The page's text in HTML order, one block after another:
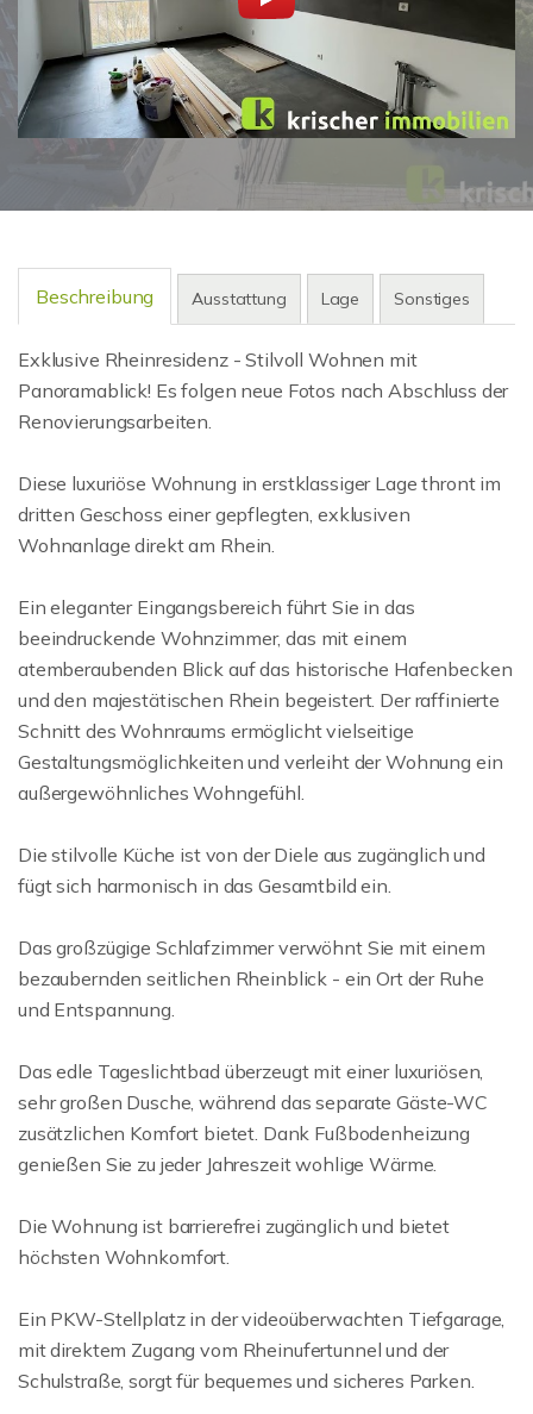
Beschreibung Ausstattung Lage Sonstiges
Exklusive Rheinresidenz - Stilvoll Wohnen mit
Panoramablick! Es folgen neue Fotos nach Abschluss der
Renovierungsarbeiten.
Diese luxuriöse Wohnung in erstklassiger Lage thront im
dritten Geschoss einer gepflegten, exklusiven
Wohnanlage direkt am Rhein.
Ein eleganter Eingangsbereich führt Sie in das
beeindruckende Wohnzimmer, das mit einem
atemberaubenden Blick auf das historische Hafenbecken
und den majestätischen Rhein begeistert. Der raffinierte
Schnitt des Wohnraums ermöglicht vielseitige
Gestaltungsmöglichkeiten und verleiht der Wohnung ein
außergewöhnliches Wohngefühl.
Die stilvolle Küche ist von der Diele aus zugänglich und
fügt sich harmonisch in das Gesamtbild ein.
Das großzügige Schlafzimmer verwöhnt Sie mit einem
bezaubernden seitlichen Rheinblick - ein Ort der Ruhe
und Entspannung.
Das edle Tageslichtbad überzeugt mit einer luxuriösen,
sehr großen Dusche, während das separate Gäste-WC
zusätzlichen Komfort bietet. Dank Fußbodenheizung
genießen Sie zu jeder Jahreszeit wohlige Wärme.
Die Wohnung ist barrierefrei zugänglich und bietet
höchsten Wohnkomfort.
Ein PKW-Stellplatz in der videoüberwachten Tiefgarage,
mit direktem Zugang vom Rheinufertunnel und der
Schulstraße, sorgt für bequemes und sicheres Parken.